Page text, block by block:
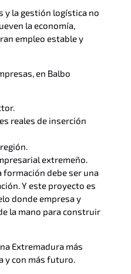
y la gestión logística no
la economía,
empleo estable y
en Balbo
reales de inserción
extremeño.
formación debe ser una
Y este proyecto es
donde empresa y
la mano para construir
Extremadura más
y con más futuro.